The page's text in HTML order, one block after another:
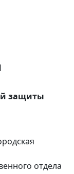
защиты
отдела